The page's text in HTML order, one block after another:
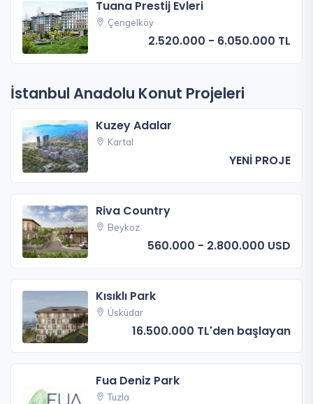
Tuana Prestij Evleri
Çengelköy
2.520.000 - 6.050.000 TL
İstanbul Anadolu Konut Projeleri
Kuzey Adalar
Kartal
YENİ PROJE
Riva Country
Beykoz
560.000 - 2.800.000 USD
Kısıklı Park
Üsküdar
16.500.000 TL'den başlayan
Fua Deniz Park
Tuzla